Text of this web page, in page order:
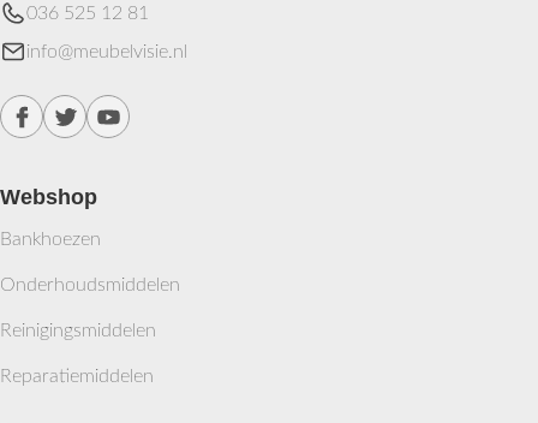
036 525 12 81
info@meubelvisie.nl
Webshop
Bankhoezen
Onderhoudsmiddelen
Reinigingsmiddelen
Reparatiemiddelen